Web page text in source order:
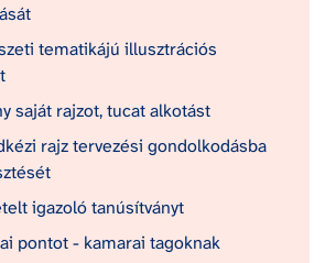
tematikájú illusztrációs
saját rajzot, tucat alkotást
rajz tervezési gondolkodásba
igazoló tanúsítványt
pontot - kamarai tagoknak